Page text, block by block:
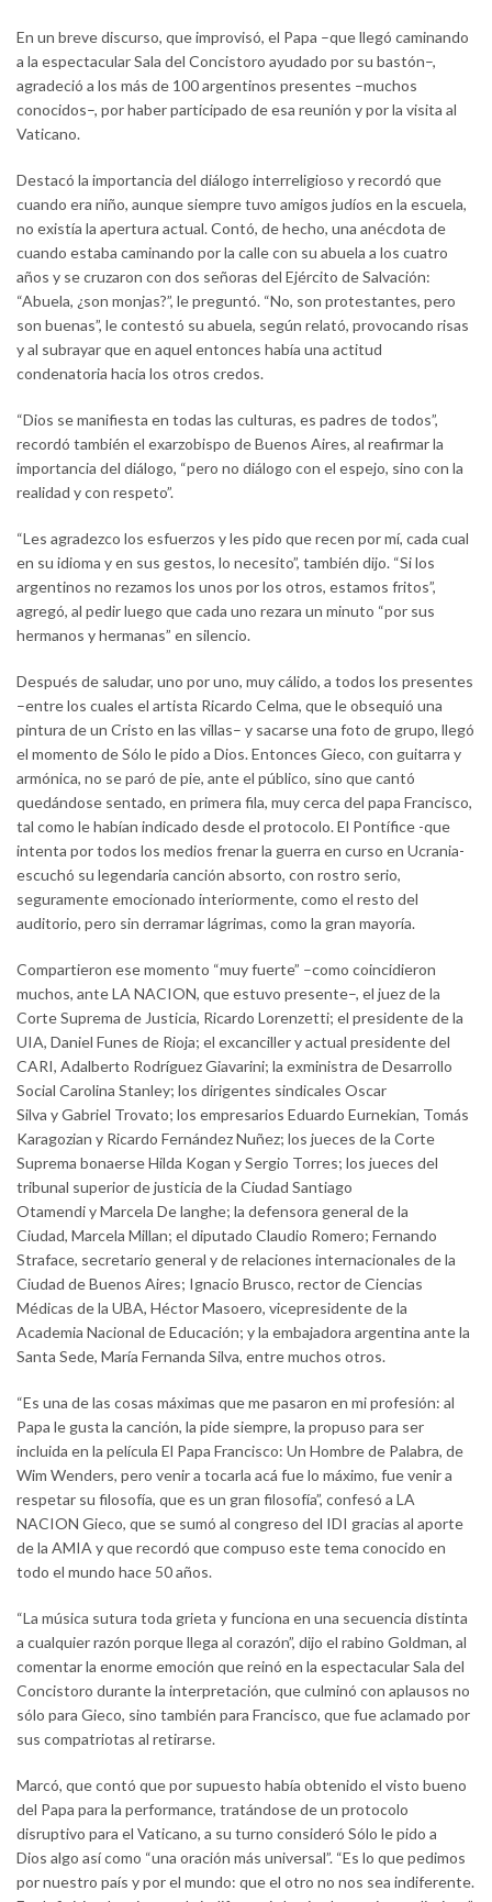
En un breve discurso, que improvisó, el Papa –que llegó caminando
a la espectacular Sala del Concistoro ayudado por su bastón–,
agradeció a los más de 100 argentinos presentes –muchos
conocidos–, por haber participado de esa reunión y por la visita al
Vaticano.
Destacó la importancia del diálogo interreligioso y recordó que
cuando era niño, aunque siempre tuvo amigos judíos en la escuela,
no existía la apertura actual. Contó, de hecho, una anécdota de
cuando estaba caminando por la calle con su abuela a los cuatro
años y se cruzaron con dos señoras del Ejército de Salvación:
“Abuela, ¿son monjas?”, le preguntó. “No, son protestantes, pero
son buenas”, le contestó su abuela, según relató, provocando risas
y al subrayar que en aquel entonces había una actitud
condenatoria hacia los otros credos.
“Dios se manifiesta en todas las culturas, es padres de todos”,
recordó también el exarzobispo de Buenos Aires, al reafirmar la
importancia del diálogo, “pero no diálogo con el espejo, sino con la
realidad y con respeto”.
“Les agradezco los esfuerzos y les pido que recen por mí, cada cual
en su idioma y en sus gestos, lo necesito”, también dijo. “Si los
argentinos no rezamos los unos por los otros, estamos fritos”,
agregó, al pedir luego que cada uno rezara un minuto “por sus
hermanos y hermanas” en silencio.
Después de saludar, uno por uno, muy cálido, a todos los presentes
–entre los cuales el artista Ricardo Celma, que le obsequió una
pintura de un Cristo en las villas– y sacarse una foto de grupo, llegó
el momento de Sólo le pido a Dios. Entonces Gieco, con guitarra y
armónica, no se paró de pie, ante el público, sino que cantó
quedándose sentado, en primera fila, muy cerca del papa Francisco,
tal como le habían indicado desde el protocolo. El Pontífice -que
intenta por todos los medios frenar la guerra en curso en Ucrania-
escuchó su legendaria canción absorto, con rostro serio,
seguramente emocionado interiormente, como el resto del
auditorio, pero sin derramar lágrimas, como la gran mayoría.
Compartieron ese momento “muy fuerte” –como coincidieron
muchos, ante LA NACION, que estuvo presente–, el juez de la
Corte Suprema de Justicia, Ricardo Lorenzetti; el presidente de la
UIA, Daniel Funes de Rioja; el excanciller y actual presidente del
CARI, Adalberto Rodríguez Giavarini; la exministra de Desarrollo
Social Carolina Stanley; los dirigentes sindicales Oscar
Silva y Gabriel Trovato; los empresarios Eduardo Eurnekian, Tomás
Karagozian y Ricardo Fernández Nuñez; los jueces de la Corte
Suprema bonaerse Hilda Kogan y Sergio Torres; los jueces del
tribunal superior de justicia de la Ciudad Santiago
Otamendi y Marcela De langhe; la defensora general de la
Ciudad, Marcela Millan; el diputado Claudio Romero; Fernando
Straface, secretario general y de relaciones internacionales de la
Ciudad de Buenos Aires; Ignacio Brusco, rector de Ciencias
Médicas de la UBA, Héctor Masoero, vicepresidente de la
Academia Nacional de Educación; y la embajadora argentina ante la
Santa Sede, María Fernanda Silva, entre muchos otros.
“Es una de las cosas máximas que me pasaron en mi profesión: al
Papa le gusta la canción, la pide siempre, la propuso para ser
incluida en la película El Papa Francisco: Un Hombre de Palabra, de
Wim Wenders, pero venir a tocarla acá fue lo máximo, fue venir a
respetar su filosofía, que es un gran filosofía”, confesó a LA
NACION Gieco, que se sumó al congreso del IDI gracias al aporte
de la AMIA y que recordó que compuso este tema conocido en
todo el mundo hace 50 años.
“La música sutura toda grieta y funciona en una secuencia distinta
a cualquier razón porque llega al corazón”, dijo el rabino Goldman, al
comentar la enorme emoción que reinó en la espectacular Sala del
Concistoro durante la interpretación, que culminó con aplausos no
sólo para Gieco, sino también para Francisco, que fue aclamado por
sus compatriotas al retirarse.
Marcó, que contó que por supuesto había obtenido el visto bueno
del Papa para la performance, tratándose de un protocolo
disruptivo para el Vaticano, a su turno consideró Sólo le pido a
Dios algo así como “una oración más universal”. “Es lo que pedimos
por nuestro país y por el mundo: que el otro no nos sea indiferente.